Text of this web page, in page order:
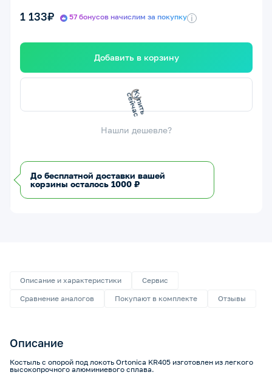
1 133₽ 57 бонусов начислим за покупку i
Добавить в корзину
К
у
п
и
т
ь
с
е
й
ч
ас
Нашли дешевле?
До бесплатной доставки вашей
корзины осталось 1000 ₽
Описание и характеристики
Сервис
Сравнение аналогов
Покупают в комплекте Отзывы
Описание
Костыль с опорой под локоть Ortonica KR405 изготовлен из легкого
высокопрочного алюминиевого сплава.